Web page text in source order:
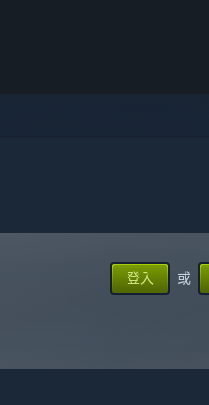
登入 或